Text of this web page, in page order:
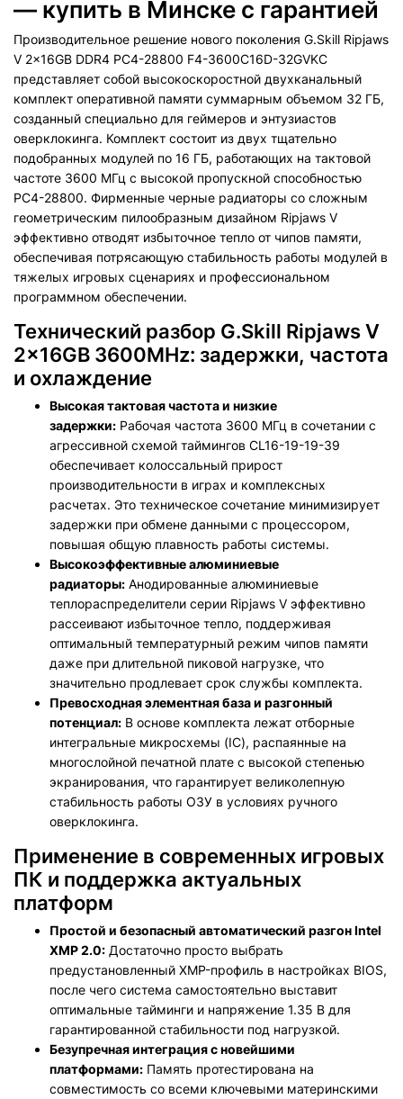
— купить в Минске с гарантией
Производительное решение нового поколения G.Skill Ripjaws
V 2x16GB DDR4 PC4-28800 F4-3600C16D-32GVKC
представляет собой высокоскоростной двухканальный
комплект оперативной памяти суммарным объемом 32 ГБ,
созданный специально для геймеров и энтузиастов
оверклокинга. Комплект состоит из двух тщательно
подобранных модулей по 16 ГБ, работающих на тактовой
частоте 3600 МГц с высокой пропускной способностью
PC4-28800. Фирменные черные радиаторы со сложным
геометрическим пилообразным дизайном Ripjaws V
эффективно отводят избыточное тепло от чипов памяти,
обеспечивая потрясающую стабильность работы модулей в
тяжелых игровых сценариях и профессиональном
программном обеспечении.
Технический разбор G.Skill Ripjaws V
2x16GB 3600MHz: задержки, частота
и охлаждение
Высокая тактовая частота и низкие
задержки: Рабочая частота 3600 МГц в сочетании с
агрессивной схемой таймингов CL16-19-19-39
обеспечивает колоссальный прирост
производительности в играх и комплексных
расчетах. Это техническое сочетание минимизирует
задержки при обмене данными с процессором,
повышая общую плавность работы системы.
Высокоэффективные алюминиевые
радиаторы: Анодированные алюминиевые
теплораспределители серии Ripjaws V эффективно
рассеивают избыточное тепло, поддерживая
оптимальный температурный режим чипов памяти
даже при длительной пиковой нагрузке, что
значительно продлевает срок службы комплекта.
Превосходная элементная база и разгонный
потенциал: В основе комплекта лежат отборные
интегральные микросхемы (IC), распаянные на
многослойной печатной плате с высокой степенью
экранирования, что гарантирует великолепную
стабильность работы ОЗУ в условиях ручного
оверклокинга.
Применение в современных игровых
ПК и поддержка актуальных
платформ
Простой и безопасный автоматический разгон Intel
XMP 2.0: Достаточно просто выбрать
предустановленный XMP-профиль в настройках BIOS,
после чего система самостоятельно выставит
оптимальные тайминги и напряжение 1.35 В для
гарантированной стабильности под нагрузкой.
Безупречная интеграция с новейшими
платформами: Память протестирована на
совместимость со всеми ключевыми материнскими